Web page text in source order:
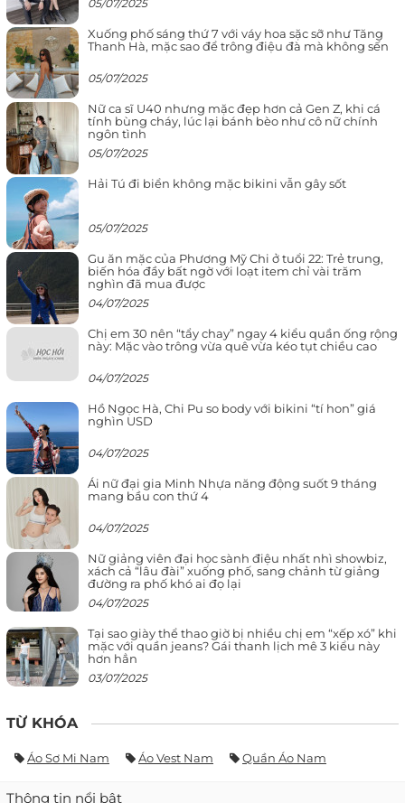
05/07/2025
Xuống phố sáng thứ 7 với váy hoa sặc sỡ như Tăng
Thanh Hà, mặc sao để trông điệu đà mà không sến
05/07/2025
Nữ ca sĩ U40 nhưng mặc đẹp hơn cả Gen Z, khi cá
tính bùng cháy, lúc lại bánh bèo như cô nữ chính
ngôn tình
05/07/2025
Hải Tú đi biển không mặc bikini vẫn gây sốt
05/07/2025
Gu ăn mặc của Phương Mỹ Chi ở tuổi 22: Trẻ trung,
biến hóa đầy bất ngờ với loạt item chỉ vài trăm
nghìn đã mua được
04/07/2025
Chị em 30 nên “tẩy chay” ngay 4 kiểu quần ống rộng
này: Mặc vào trông vừa quê vừa kéo tụt chiều cao
04/07/2025
Hồ Ngọc Hà, Chi Pu so body với bikini “tí hon” giá
nghìn USD
04/07/2025
Ái nữ đại gia Minh Nhựa năng động suốt 9 tháng
mang bầu con thứ 4
04/07/2025
Nữ giảng viên đại học sành điệu nhất nhì showbiz,
xách cả “lâu đài” xuống phố, sang chảnh từ giảng
đường ra phố khó ai đọ lại
04/07/2025
Tại sao giày thể thao giờ bị nhiều chị em “xếp xó” khi
mặc với quần jeans? Gái thanh lịch mê 3 kiểu này
hơn hẳn
03/07/2025
TỪ KHÓA
Áo Sơ Mi Nam Áo Vest Nam Quần Áo Nam
Thông tin nổi bật